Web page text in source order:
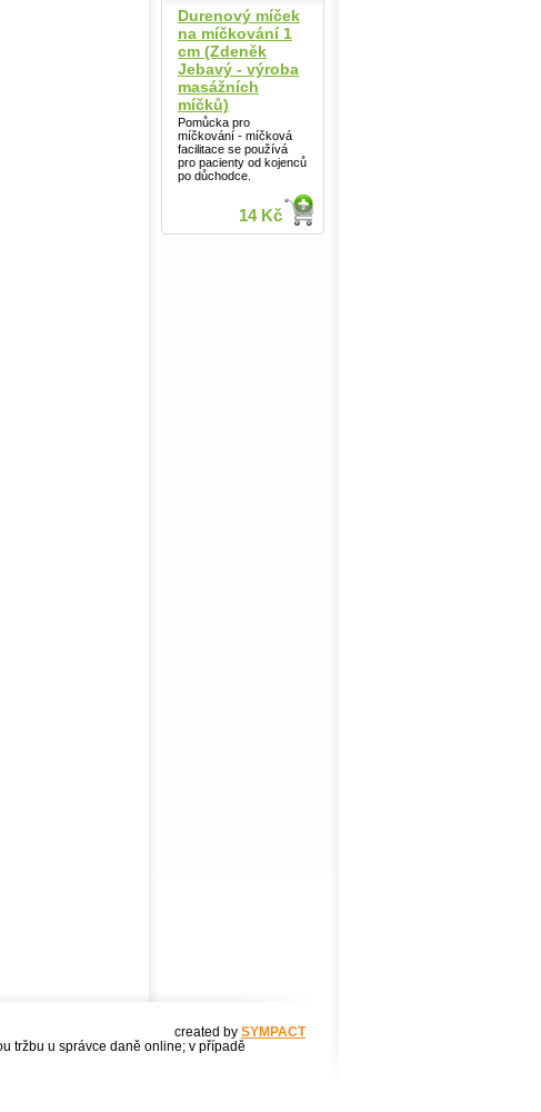
Durenový míček
na míčkování 1
cm (Zdeněk
Jebavý - výroba
masážních
míčků)
Pomůcka pro
míčkování - míčková
facilitace se používá
pro pacienty od kojenců
po důchodce.
14 Kč
created by SYMPACT
tržbu u správce daně online; v případě